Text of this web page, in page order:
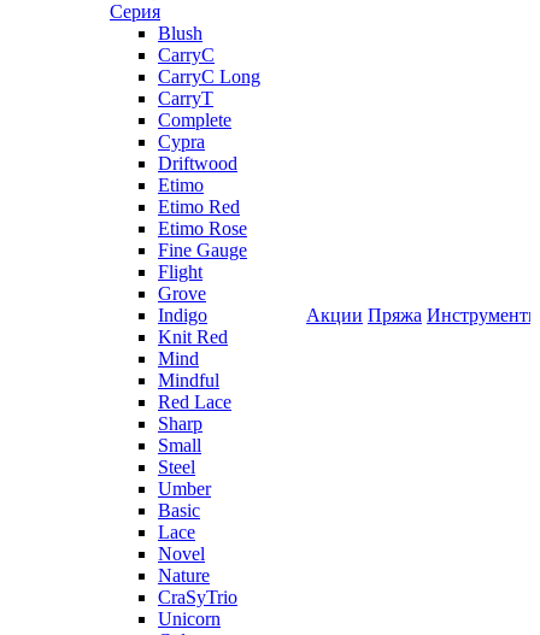
Серия
Blush
CarryC
CarryC Long
CarryT
Complete
Cypra
Driftwood
Etimo
Etimo Red
Etimo Rose
Fine Gauge
Flight
Grove
Indigo
Knit Red
Mind
Mindful
Red Lace
Sharp
Small
Steel
Umber
Basic
Lace
Novel
Nature
CraSyTrio
Unicorn
Акции Пряжа Инструменты